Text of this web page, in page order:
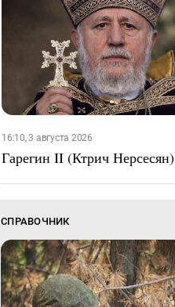
16:10, 3 августа 2026
Гарегин II (Ктрич Нерсесян)
СПРАВОЧНИК